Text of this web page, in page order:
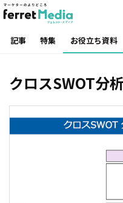
記事 特集 お役立ち資料
クロスSWOT分